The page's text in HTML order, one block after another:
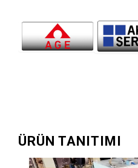
ÜRÜN TANITIMI